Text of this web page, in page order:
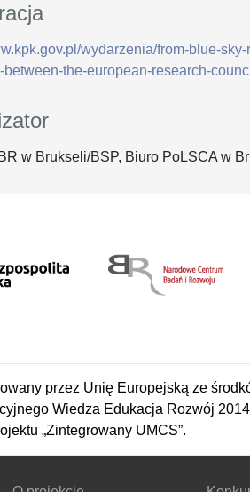
wydarzenia/from-blue-
between-the-european-research-
w Brukseli/BSP, Biuro PoLSCA w
przez Unię Europejską ze
Wiedza Edukacja Rozwój
„Zintegrowany UMCS”.